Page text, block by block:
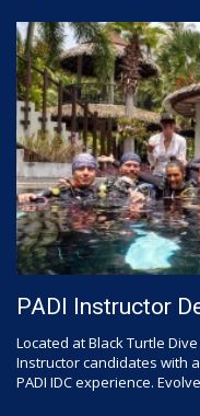
PADI Instructor
Located at Black Turtle
Instructor candidates with
PADI IDC experience.